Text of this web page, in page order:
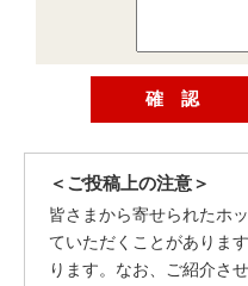
＜ご投稿上の注意＞
皆さまから寄せられたホ
ていただくことがありま
ります。なお、ご紹介さ